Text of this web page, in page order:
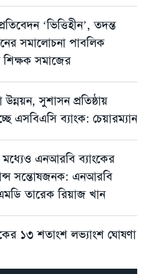
‘ভিত্তিহীন’, তদন্ত
সমালোচনা পাবলিক
শিক্ষক সমাজের
উন্নয়ন, সুশাসন প্রতিষ্ঠায়
এসবিএসি ব্যাংক: চেয়ারম্যান
মধ্যেও এনআরবি ব্যাংকের
সন্তোষজনক: এনআরবি
তারেক রিয়াজ খান
১৩ শতাংশ লভ্যাংশ ঘোষণা